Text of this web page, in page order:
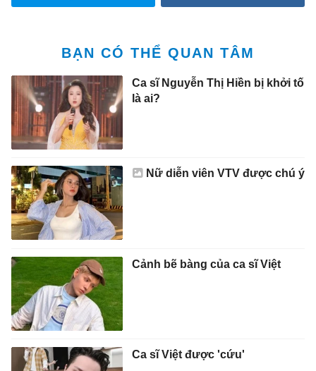
BẠN CÓ THỂ QUAN TÂM
Ca sĩ Nguyễn Thị Hiền bị khởi tố
là ai?
Nữ diễn viên VTV được chú ý
Cảnh bẽ bàng của ca sĩ Việt
Ca sĩ Việt được 'cứu'